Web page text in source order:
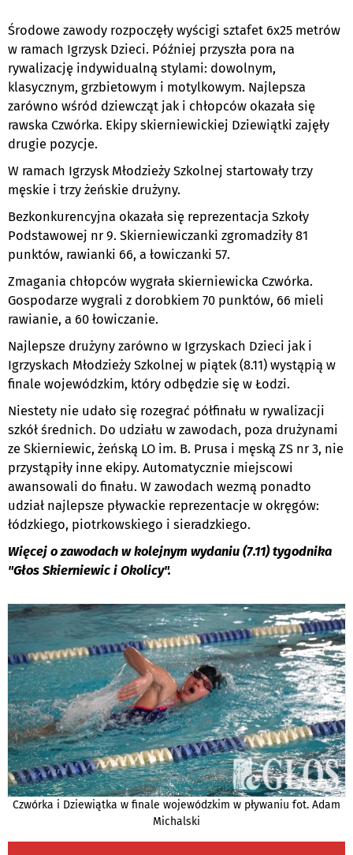
Środowe zawody rozpoczęły wyścigi sztafet 6x25 metrów
w ramach Igrzysk Dzieci. Później przyszła pora na
rywalizację indywidualną stylami: dowolnym,
klasycznym, grzbietowym i motylkowym. Najlepsza
zarówno wśród dziewcząt jak i chłopców okazała się
rawska Czwórka. Ekipy skierniewickiej Dziewiątki zajęły
drugie pozycje.
W ramach Igrzysk Młodzieży Szkolnej startowały trzy
męskie i trzy żeńskie drużyny.
Bezkonkurencyjna okazała się reprezentacja Szkoły
Podstawowej nr 9. Skierniewiczanki zgromadziły 81
punktów, rawianki 66, a łowiczanki 57.
Zmagania chłopców wygrała skierniewicka Czwórka.
Gospodarze wygrali z dorobkiem 70 punktów, 66 mieli
rawianie, a 60 łowiczanie.
Najlepsze drużyny zarówno w Igrzyskach Dzieci jak i
Igrzyskach Młodzieży Szkolnej w piątek (8.11) wystąpią w
finale wojewódzkim, który odbędzie się w Łodzi.
Niestety nie udało się rozegrać półfinału w rywalizacji
szkół średnich. Do udziału w zawodach, poza drużynami
ze Skierniewic, żeńską LO im. B. Prusa i męską ZS nr 3, nie
przystąpiły inne ekipy. Automatycznie miejscowi
awansowali do finału. W zawodach wezmą ponadto
udział najlepsze pływackie reprezentacje w okręgów:
łódzkiego, piotrkowskiego i sieradzkiego.
Więcej o zawodach w kolejnym wydaniu (7.11) tygodnika
"Głos Skierniewic i Okolicy".
Czwórka i Dziewiątka w finale wojewódzkim w pływaniu fot. Adam
Michalski